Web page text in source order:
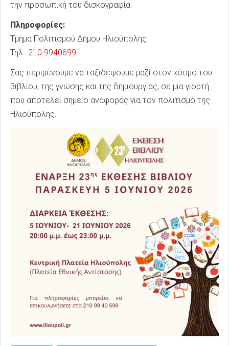
την προσωπική του δισκογραφία.
Πληροφορίες:
Τμήμα Πολιτισμού Δήμου Ηλιούπολης
Τηλ.: 210 9940699
Σας περιμένουμε να ταξιδέψουμε μαζί στον κόσμο του
βιβλίου, της γνώσης και της δημιουργίας, σε μια γιορτή
που αποτελεί σημείο αναφοράς για τον πολιτισμό της
Ηλιούπολης.